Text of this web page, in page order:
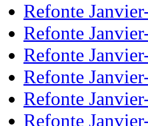
Refonte
Refonte
Refonte
Refonte
Refonte
Refonte